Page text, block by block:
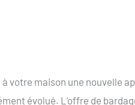
votre maison une nouvelle
évolué. L’offre de